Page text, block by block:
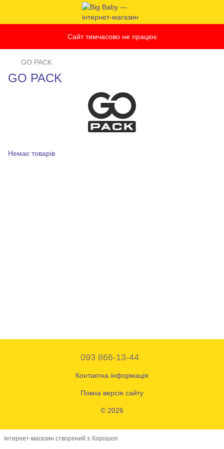
Сайт тимчасово не працює
GO PACK
GO PACK
Немає товарів
093 866-13-44
Контактна інформація
Повна версія сайту
© 2026
Інтернет-магазин створений з Хорошоп